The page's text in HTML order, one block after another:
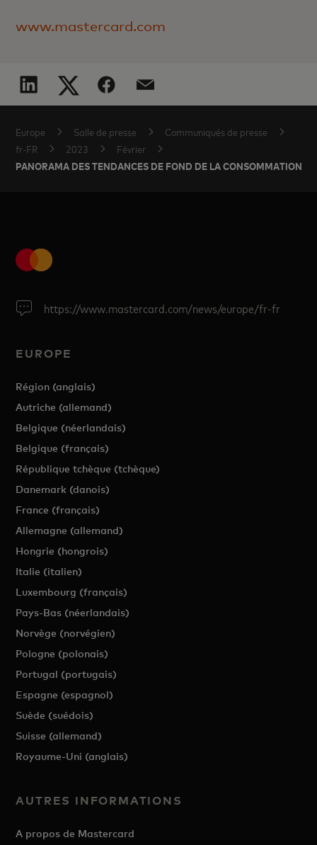
www.mastercard.com
Europe Salle de presse
Communiqués de presse
fr-FR
2023 Février
PANORAMA DES TENDANCES DE FOND DE LA CONSOMMATION
https://www.mastercard.com/news/europe/fr-fr
EUROPE
Région (anglais)
Autriche (allemand)
Belgique (néerlandais)
Belgique (français)
République tchèque (tchèque)
Danemark (danois)
France (français)
Allemagne (allemand)
Hongrie (hongrois)
Italie (italien)
Luxembourg (français)
Pays-Bas (néerlandais)
Norvège (norvégien)
Pologne (polonais)
Portugal (portugais)
Espagne (espagnol)
Suède (suédois)
Suisse (allemand)
Royaume-Uni (anglais)
AUTRES INFORMATIONS
A propos de Mastercard